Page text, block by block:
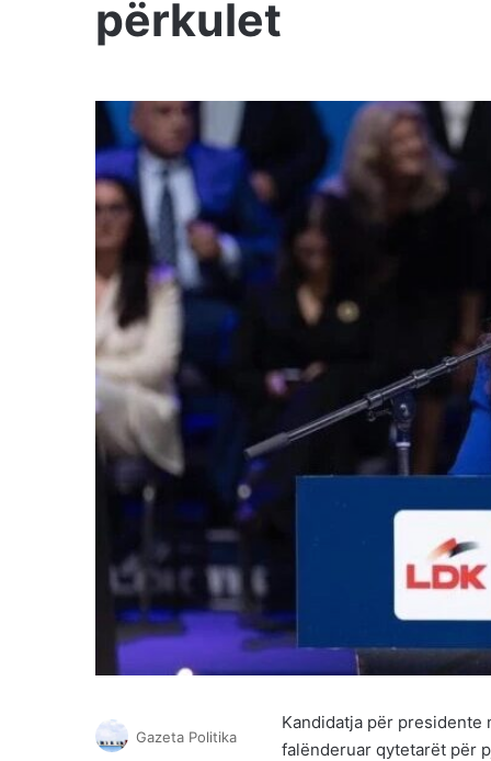
përkulet
Kandidatja për presidente
falënderuar qytetarët për
Gazeta Politika